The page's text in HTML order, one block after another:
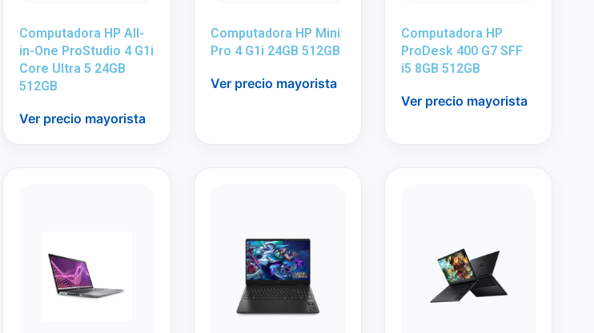
Computadora HP All-
in-One ProStudio 4 G1i
Core Ultra 5 24GB
512GB
Ver precio mayorista
Computadora HP Mini
Pro 4 G1i 24GB 512GB
Ver precio mayorista
Computadora HP
ProDesk 400 G7 SFF
i5 8GB 512GB
Ver precio mayorista